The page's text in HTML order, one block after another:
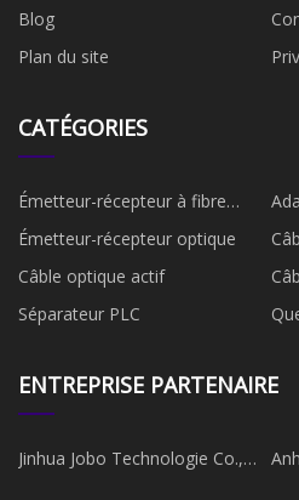
Blog
Plan du site
CATÉGORIES
Émetteur-récepteur à fibre
optique
Émetteur-récepteur optique
Câble optique actif
Séparateur PLC
ENTREPRISE PARTENAIRE
Jinhua Jobo Technologie Co.,
Anhui Motek